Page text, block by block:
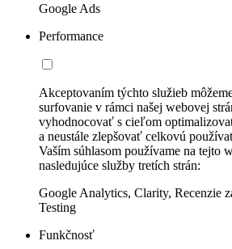
Google Ads
Performance
Akceptovaním týchto služieb
surfovanie v rámci našej webovej
vyhodnocovať s cieľom
a neustále zlepšovať celkovú
Vaším súhlasom používame na tejto
nasledujúce služby tretích strán:
Google Analytics, Clarity, Recenzie
Testing
Funkčnosť